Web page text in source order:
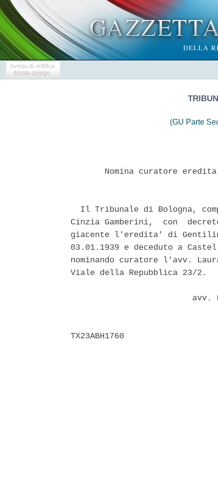
Avviso di rettifica
Errata corrige
(GU Parte
Nomina curatore
Il Tribunale di Bologna,
Cinzia Gamberini,  con
giacente l'eredita' di
03.01.1939 e deceduto a
nominando curatore l'avv.
Viale della Repubblica 23/2.